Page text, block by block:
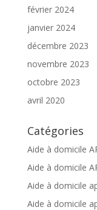
février 2024
janvier 2024
décembre 2023
novembre 2023
octobre 2023
avril 2020
Catégories
Aide à domicile
Aide à domicile
Aide à domicile
Aide à domicile